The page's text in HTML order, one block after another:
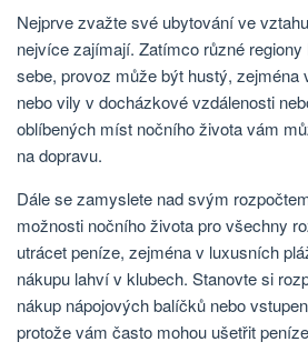
Nejprve zvažte své ubytování ve
nejvíce zajímají. Zatímco různé
sebe, provoz může být hustý, zejména
nebo vily v docházkové vzdálenosti
oblíbených míst nočního života vám
na dopravu.
Dále se zamyslete nad svým
možnosti nočního života pro všechny
utrácet peníze, zejména v luxusních
nákupu lahví v klubech. Stanovte si
nákup nápojových balíčků nebo
protože vám často mohou ušetřit